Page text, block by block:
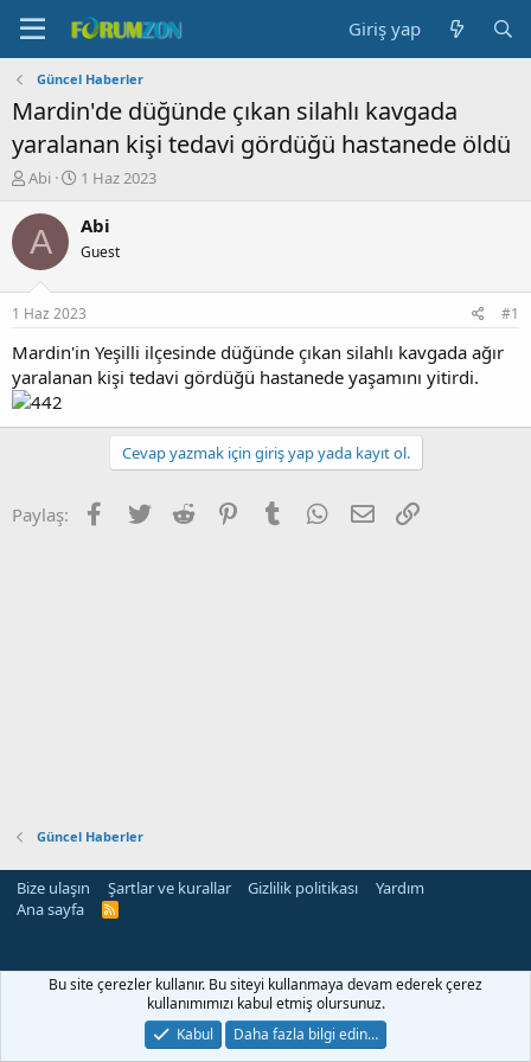
Giriş yap
Güncel Haberler
Mardin'de düğünde çıkan silahlı kavgada
yaralanan kişi tedavi gördüğü hastanede öldü
K
n
b
u
u
b
a
l
a
t
Abi
B
ş
a
g
ı
ç
a
i
1 Haz 2023
A Abi
Guest
1 Haz 2023 #1
Mardin'in Yeşilli ilçesinde düğünde çıkan silahlı kavgada ağır
yaralanan kişi tedavi gördüğü hastanede yaşamını yitirdi.
Cevap yazmak için giriş yap yada kayıt ol.
Paylaş: Facebook
Twitter Reddit PinterestTumblr WhatsApp
E-posta
Güncel Haberler
Bize ulaşın Şartlar ve kurallar Gizlilik politikası
Yardım
Ana sayfa
R
Bu site çerezler kullanır. Bu siteyi kullanmaya devam ederek çerez
kullanımımızı kabul etmiş olursunuz.
Kabul
Daha fazla bilgi edin…